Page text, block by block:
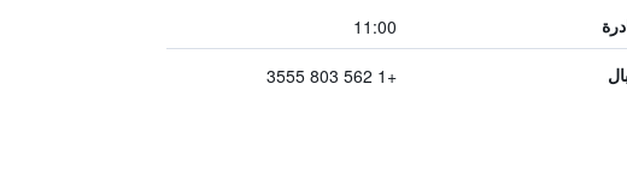
11:00
+1 562 803 3555